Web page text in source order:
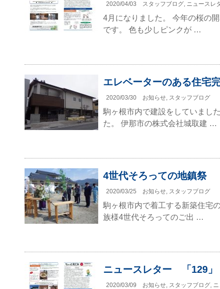
2020/04/03 スタッフブログ, ニュースレ
4月になりました。 今年の桜の
です。 色も少しピンクが …
エレベーターのある住宅
2020/03/30 お知らせ, スタッフブログ
駒ヶ根市内で建設をしていまし
た。 伊那市の株式会社城取建 …
4世代そろっての地鎮祭
2020/03/25 お知らせ, スタッフブログ
駒ヶ根市内で着工する新築住宅
族様4世代そろってのご出 …
ニュースレター 「129
2020/03/09 お知らせ, スタッフブログ,